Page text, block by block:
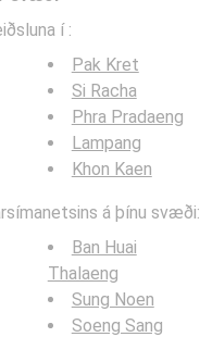
í :
Pak Kret
Si Racha
Phra Pradaeng
Lampang
Khon Kaen
á þínu svæði:
Ban Huai
Thalaeng
Sung Noen
Soeng Sang